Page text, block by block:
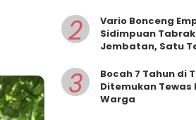
2
Vario Bonceng
Sidimpuan
Jembatan, Satu
3
Bocah 7 Tahun di
Ditemukan Tewas
Warga